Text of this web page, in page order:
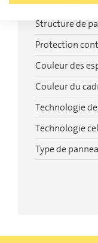
Efficacité du
Structure de
Protection
Couleur des
Couleur du
Technologie
Technologie
Type de